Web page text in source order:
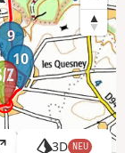
9
10
3D NEU